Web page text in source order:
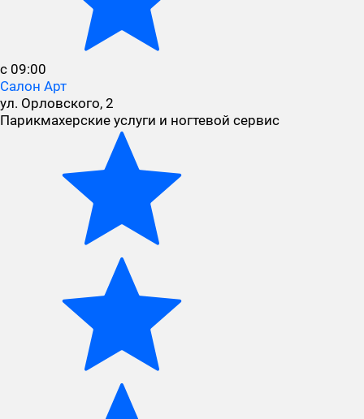
с 09:00
Салон Арт
ул. Орловского, 2
Парикмахерские услуги и ногтевой сервис